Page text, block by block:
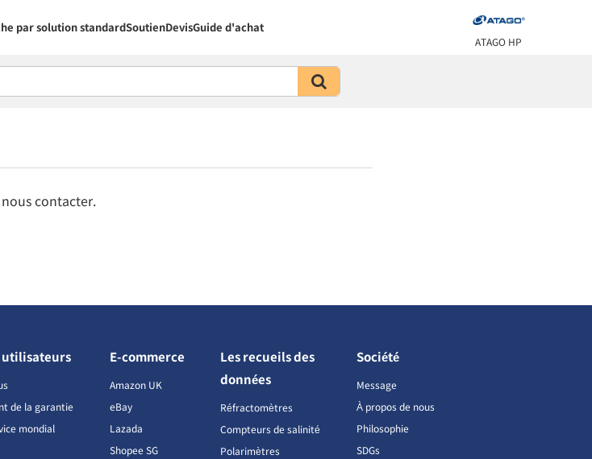
par solution standardSoutienDevisGuide d'achat
ATAGO HP
contacter.
utilisateurs
de la garantie
mondial
E-commerce
Amazon UK
eBay
Lazada
Shopee SG
Les recueils des
données
Réfractomètres
Compteurs de salinité
Polarimètres
Société
Message
À propos de nous
Philosophie
SDGs